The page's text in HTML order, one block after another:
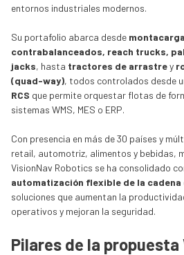
entornos industriales modernos.
Su portafolio abarca desde
contrabalanceados, reach trucks,
jacks, hasta tractores de arrastrey
(quad-way), todos controlados desde
RCS que permite orquestar flotas de
sistemas WMS, MES o ERP.
Con presencia en más de 30 países y
retail, automotriz, alimentos y bebidas,
VisionNav Robotics se ha consolidado
automatización flexible de la
soluciones que aumentan la
operativos y mejoran la seguridad.
Pilares de la propuesta